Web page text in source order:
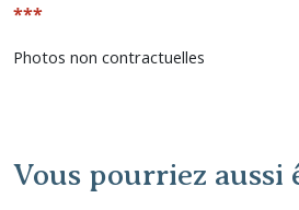
***
Photos non contractuelles
Vous pourriez aussi